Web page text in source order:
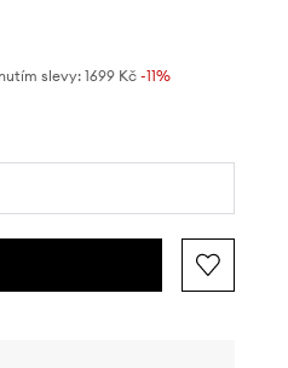
slevy: 1699 Kč -11%